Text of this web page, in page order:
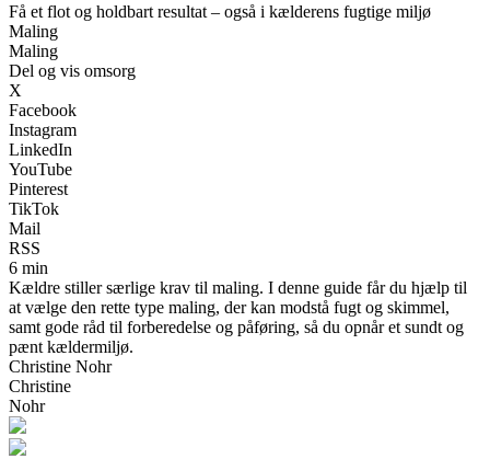
Få et flot og holdbart resultat – også i kælderens fugtige miljø
Maling
Maling
Del og vis omsorg
X
Facebook
Instagram
LinkedIn
YouTube
Pinterest
TikTok
Mail
RSS
6 min
Kældre stiller særlige krav til maling. I denne guide får du hjælp til
at vælge den rette type maling, der kan modstå fugt og skimmel,
samt gode råd til forberedelse og påføring, så du opnår et sundt og
pænt kældermiljø.
Christine Nohr
Christine
Nohr